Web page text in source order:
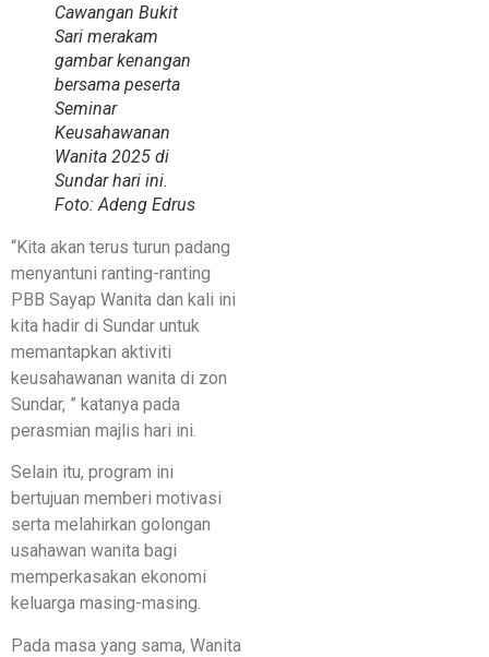
Cawangan Bukit
Sari merakam
gambar kenangan
bersama peserta
Seminar
Keusahawanan
Wanita 2025 di
Sundar hari ini.
Foto: Adeng Edrus
“Kita akan terus turun padang
menyantuni ranting-ranting
PBB Sayap Wanita dan kali ini
kita hadir di Sundar untuk
memantapkan aktiviti
keusahawanan wanita di zon
Sundar, ” katanya pada
perasmian majlis hari ini.
Selain itu, program ini
bertujuan memberi motivasi
serta melahirkan golongan
usahawan wanita bagi
memperkasakan ekonomi
keluarga masing-masing.
Pada masa yang sama, Wanita